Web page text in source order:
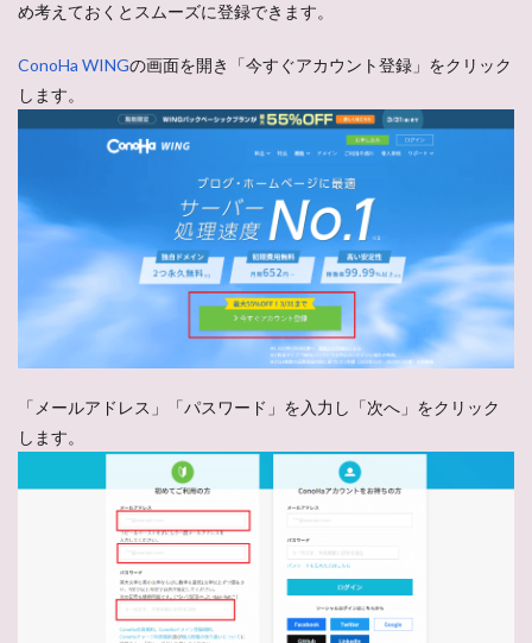
め考えておくとスムーズに登録できます。
ConoHa WINGの画面を開き「今すぐアカウント登録」をクリック
します。
「メールアドレス」「パスワード」を入力し「次へ」をクリック
します。